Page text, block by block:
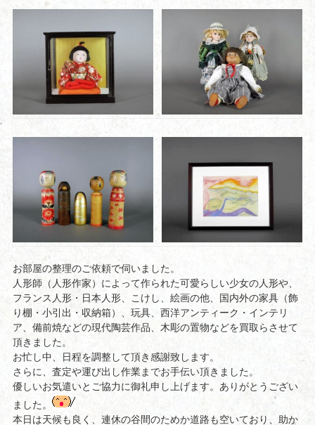
お部屋の整理のご依頼で伺いました。
人形師（人形作家）によって作られた可愛らしい少女の人形や、
フランス人形・日本人形、こけし、絵画の他、国内外の家具（飾
り棚・小引出・収納箱）、玩具、西洋アンティーク・インテリ
ア、備前焼などの現代陶芸作品、木彫の置物などを買取らさせて
頂きました。
お忙し中、日程を調整して頂き感謝致します。
さらに、査定や運び出し作業までお手伝い頂きました。
優しいお気遣いとご協力に御礼申し上げます。ありがとうござい
ました。
本日は天候も良く、連休の谷間のためか道路も空いており、助か